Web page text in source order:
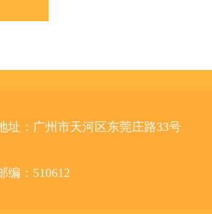
址：广州市天河区东莞庄路33号
编：510612